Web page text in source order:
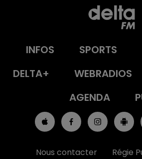
INFOS SPORTS
DELTA+
WEBRADIOS
AGENDA
Nous contacter Régie